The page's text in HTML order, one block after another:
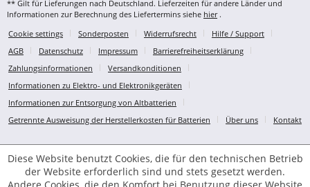
** Gilt für Lieferungen nach Deutschland. Lieferzeiten für andere Länder und
Informationen zur Berechnung des Liefertermins siehe hier.
Cookie settings
Sonderposten Widerrufsrecht
Hilfe / Support
AGB
Datenschutz Impressum
Barrierefreiheitserklärung
Zahlungsinformationen
Versandkonditionen
Informationen zu Elektro- und Elektronikgeräten
Informationen zur Entsorgung von Altbatterien
Getrennte Ausweisung der Herstellerkosten für Batterien
Über uns Kontakt
Diese Website benutzt Cookies, die für den technischen Betrieb
der Website erforderlich sind und stets gesetzt werden.